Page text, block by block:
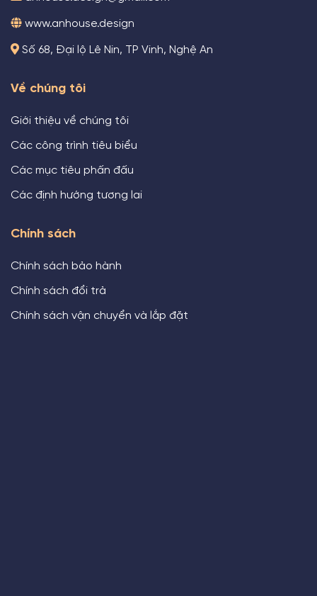
www.anhouse.design
Số 68, Đại lộ Lê Nin, TP Vinh, Nghệ An
Về chúng tôi
Giới thiệu về chúng tôi
Các công trình tiêu biểu
Các mục tiêu phấn đấu
Các định hướng tương lai
Chính sách
Chính sách bảo hành
Chính sách đổi trả
Chính sách vận chuyển và lắp đặt